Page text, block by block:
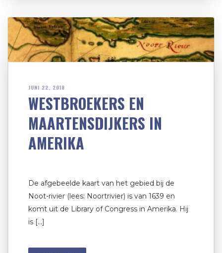
JUNI 22, 2018
WESTBROEKERS EN
MAARTENSDIJKERS IN
AMERIKA
De afgebeelde kaart van het gebied bij de
Noot-rivier (lees: Noortrivier) is van 1639 en
komt uit de Library of Congress in Amerika. Hij
is […]